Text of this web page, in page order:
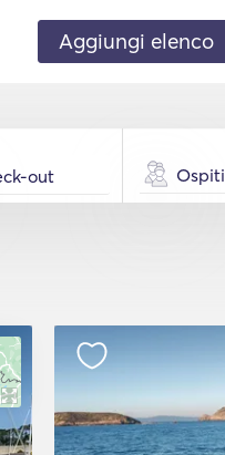
Aggiungi elenco
Ospiti